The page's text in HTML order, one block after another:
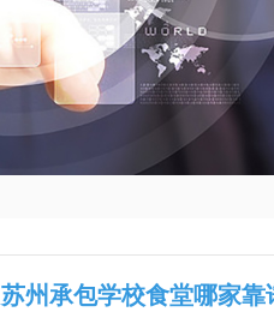
苏州承包学校食堂哪家靠